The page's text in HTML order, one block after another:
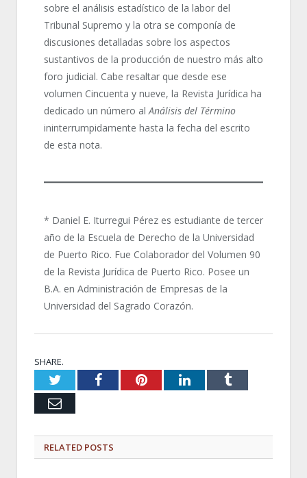
sobre el análisis estadístico de la labor del
Tribunal Supremo y la otra se componía de
discusiones detalladas sobre los aspectos
sustantivos de la producción de nuestro más alto
foro judicial. Cabe resaltar que desde ese
volumen Cincuenta y nueve, la Revista Jurídica ha
dedicado un número alAnálisis del Término
ininterrumpidamente hasta la fecha del escrito
de esta nota.
* Daniel E. Iturregui Pérez es estudiante de tercer
año de la Escuela de Derecho de la Universidad
de Puerto Rico. Fue Colaborador del Volumen 90
de la Revista Jurídica de Puerto Rico. Posee un
B.A. en Administración de Empresas de la
Universidad del Sagrado Corazón.
SHARE.
TwitterFacebookPinterestLinkedInTumblr
Email
RELATED POSTS